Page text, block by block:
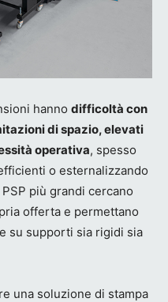
hanno difficoltà con
di spazio, elevati
operativa, spesso
o esternalizzando
più grandi cercano
offerta e permettano
su supporti sia rigidi sia
una soluzione di stampa